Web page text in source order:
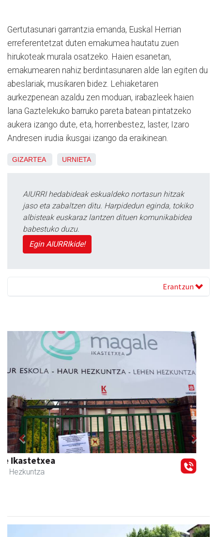
Gertutasunari garrantzia emanda, Euskal Herrian
erreferentetzat duten emakumea hautatu zuen
hirukoteak murala osatzeko. Haien esanetan,
emakumearen nahiz berdintasunaren alde lan egiten du
abeslariak, musikaren bidez. Lehiaketaren
aurkezpenean azaldu zen moduan, irabazleek haien
lana Gaztelekuko barruko pareta batean pintatzeko
aukera izango dute, eta, horrenbestez, laster, Izaro
Andresen irudia ikusgai izango da eraikinean.
GIZARTEA URNIETA
AIURRI hedabideak eskualdeko nortasun hitzak
jaso eta zabaltzen ditu. Harpidedun eginda, tokiko
albisteak euskaraz lantzen dituen komunikabidea
babestuko duzu.
Egin AIURRIkide!
Erantzun
Guria
Urnieta - Jatetxeak
Previous Next